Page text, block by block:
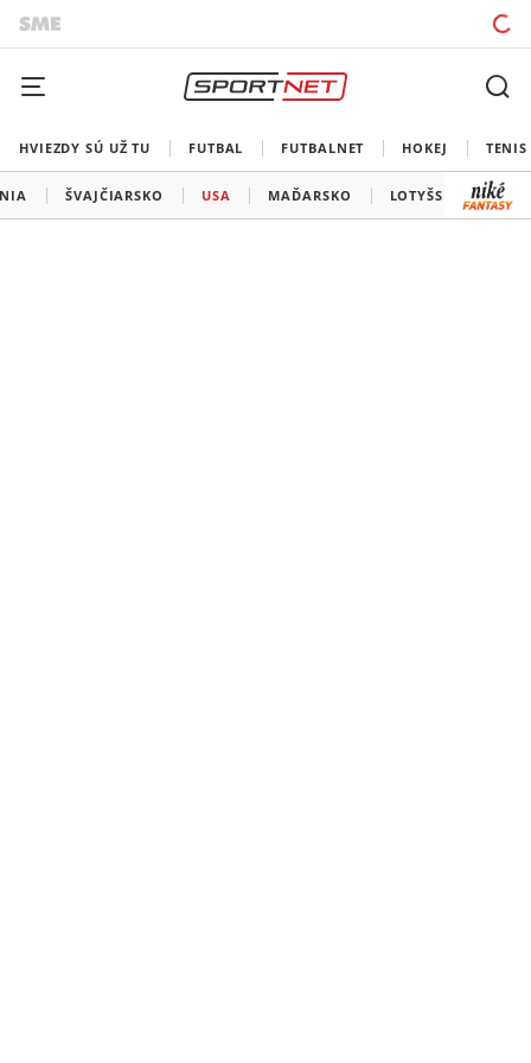
HVIEZDY SÚ UŽ TU FUTBAL FUTBALNET HOKEJ TENIS
ŠVAJČIARSKO USA MAĎARSKO LOTYŠSKO